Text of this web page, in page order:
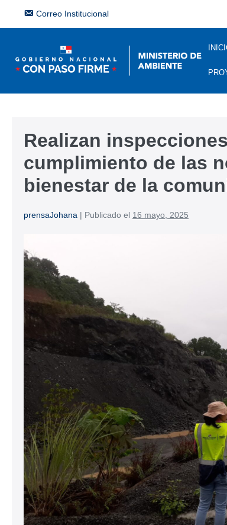
Correo Institucional
Realizan
cumplimiento de las
bienestar de la
prensaJohana | Publicado el 16 mayo, 2025